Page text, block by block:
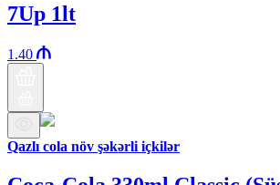
7Up 1lt
1.40
Qazlı cola növ şəkərli içkilər